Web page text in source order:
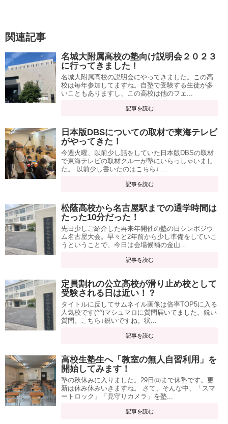
関連記事
名城大附属高校の塾向け説明会２０２３
に行ってきました！
名城大附属高校の説明会にやってきました。この高
校は毎年参加してますね。自塾で受験する生徒が多
いこともありますし、この高校は他のフェ...
記事を読む
日本版DBSについての取材で東海テレビ
がやってきた！
今週火曜、以前少し話をしていた日本版DBSの取材
で東海テレビの取材クルーが塾にいらっしゃいまし
た。 以前少し書いたのはこちら↓ ...
記事を読む
松蔭高校から名古屋駅までの通学時間は
たった10分だった！
先日少しご紹介した再来年開催の塾の日シンポジウ
ム名古屋大会。早々と2年前から少し準備をしていこ
うということで、今日は会場候補の金山...
記事を読む
定員割れの公立高校が滑り止め校として
受験される日は近い！？
タイトルに反してサムネイル画像は倍率TOP5に入る
人気校です(^^)マシュマロに質問届いてました。鋭い
質問。こちら↓鋭いですね。状...
記事を読む
高校生塾生へ「教室の無人自習利用」を
開始してみます！
塾の秋休みに入りました。29日㈰まで休塾です。更
新は休み休みいきますね。 さて、そんな中、「スマ
ートロック」「見守りカメラ」を塾...
記事を読む